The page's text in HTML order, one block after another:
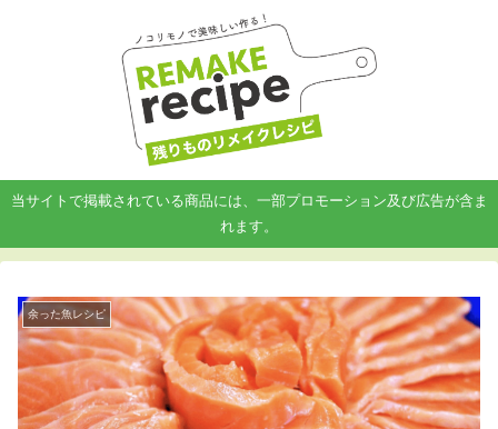
当サイトで掲載されている商品には、一部プロモーション及び広告が含ま
れます。
余った魚レシピ